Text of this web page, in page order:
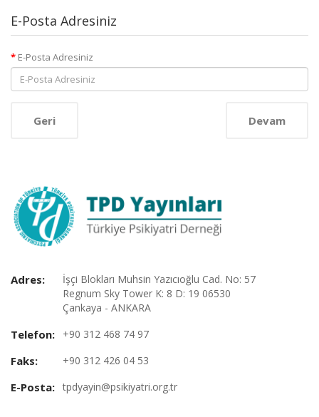
E-Posta Adresiniz
E-Posta Adresiniz
Geri
Adres:
İşçi Blokları Muhsin Yazıcıoğlu Cad. No: 57
Regnum Sky Tower K: 8 D: 19 06530
Çankaya - ANKARA
Telefon: +90 312 468 74 97
Faks: +90 312 426 04 53
E-Posta: tpdyayin@psikiyatri.org.tr